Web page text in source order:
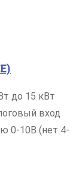
до 15 кВт
вход
0-10В (нет 4-